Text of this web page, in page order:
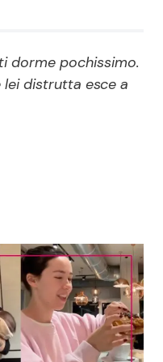
TV
dal mondo
dorme pochissimo.
lei distrutta esce a